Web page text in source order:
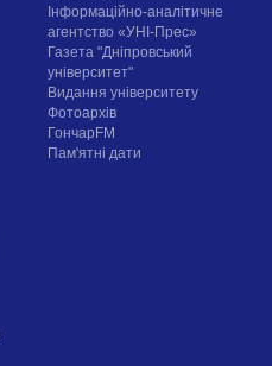
Інформаційно-аналітичне
агентство «УНІ-Прес»
Газета "Дніпровський
університет"
Видання університету
Фотоархів
ГончарFM
Пам'ятні дати